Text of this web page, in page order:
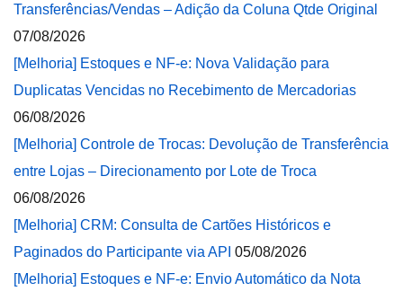
Transferências/Vendas – Adição da Coluna Qtde Original
07/08/2026
[Melhoria] Estoques e NF-e: Nova Validação para
Duplicatas Vencidas no Recebimento de Mercadorias
06/08/2026
[Melhoria] Controle de Trocas: Devolução de Transferência
entre Lojas – Direcionamento por Lote de Troca
06/08/2026
[Melhoria] CRM: Consulta de Cartões Históricos e
Paginados do Participante via API 05/08/2026
[Melhoria] Estoques e NF-e: Envio Automático da Nota